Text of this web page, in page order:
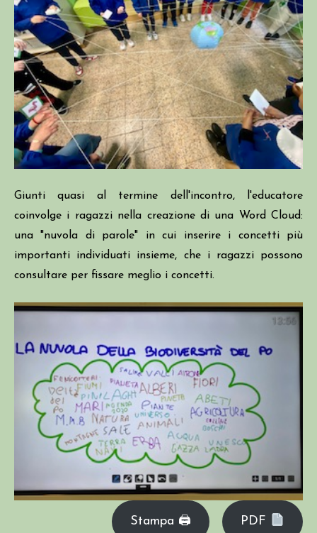
Giunti quasi al termine dell'incontro, l'educatore
coinvolge i ragazzi nella creazione di una Word Cloud:
una "nuvola di parole" in cui inserire i concetti più
importanti individuati insieme, che i ragazzi possono
consultare per fissare meglio i concetti.
Stampa 🖨 PDF